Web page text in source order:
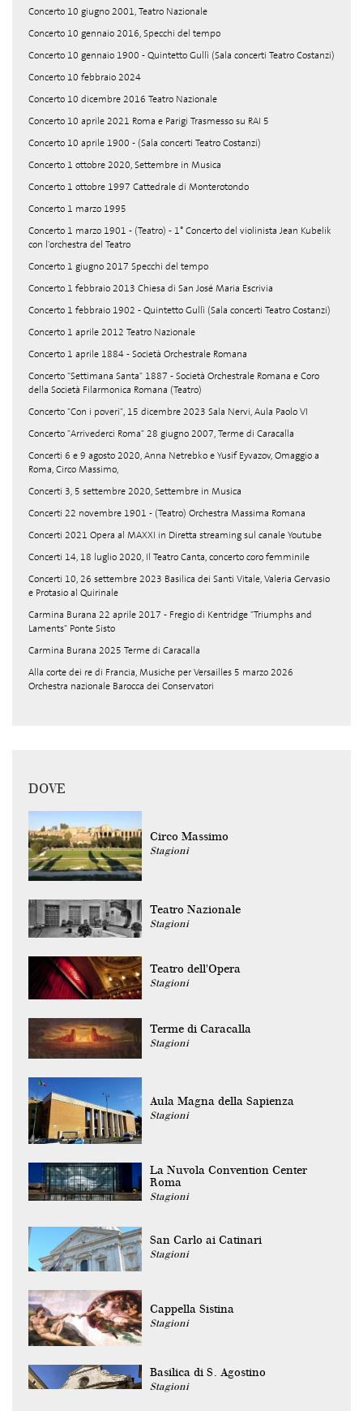
Concerto 10 giugno 2001, Teatro Nazionale
Concerto 10 gennaio 2016, Specchi del tempo
Concerto 10 gennaio 1900 - Quintetto Gullì (Sala concerti Teatro Costanzi)
Concerto 10 febbraio 2024
Concerto 10 dicembre 2016 Teatro Nazionale
Concerto 10 aprile 2021 Roma e Parigi Trasmesso su RAI 5
Concerto 10 aprile 1900 - (Sala concerti Teatro Costanzi)
Concerto 1 ottobre 2020, Settembre in Musica
Concerto 1 ottobre 1997 Cattedrale di Monterotondo
Concerto 1 marzo 1995
Concerto 1 marzo 1901 - (Teatro) - 1° Concerto del violinista Jean Kubelik
con l'orchestra del Teatro
Concerto 1 giugno 2017 Specchi del tempo
Concerto 1 febbraio 2013 Chiesa di San José Maria Escrivia
Concerto 1 febbraio 1902 - Quintetto Gullì (Sala concerti Teatro Costanzi)
Concerto 1 aprile 2012 Teatro Nazionale
Concerto 1 aprile 1884 - Società Orchestrale Romana
Concerto "Settimana Santa" 1887 - Società Orchestrale Romana e Coro
della Società Filarmonica Romana (Teatro)
Concerto "Con i poveri", 15 dicembre 2023 Sala Nervi, Aula Paolo VI
Concerto "Arrivederci Roma" 28 giugno 2007, Terme di Caracalla
Concerti 6 e 9 agosto 2020, Anna Netrebko e Yusif Eyvazov, Omaggio a
Roma, Circo Massimo,
Concerti 3, 5 settembre 2020, Settembre in Musica
Concerti 22 novembre 1901 - (Teatro) Orchestra Massima Romana
Concerti 2021 Opera al MAXXI in Diretta streaming sul canale Youtube
Concerti 14, 18 luglio 2020, Il Teatro Canta, concerto coro femminile
Concerti 10, 26 settembre 2023 Basilica dei Santi Vitale, Valeria Gervasio
e Protasio al Quirinale
Carmina Burana 22 aprile 2017 - Fregio di Kentridge "Triumphs and
Laments" Ponte Sisto
Carmina Burana 2025 Terme di Caracalla
Alla corte dei re di Francia, Musiche per Versailles 5 marzo 2026
Orchestra nazionale Barocca dei Conservatori
DOVE
Circo Massimo
Stagioni
Teatro Nazionale
Stagioni
Teatro dell'Opera
Stagioni
Terme di Caracalla
Stagioni
Aula Magna della Sapienza
Stagioni
La Nuvola Convention Center
Roma
Stagioni
San Carlo ai Catinari
Stagioni
Cappella Sistina
Stagioni
Basilica di S. Agostino
Stagioni